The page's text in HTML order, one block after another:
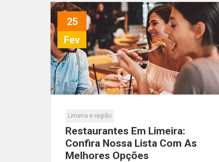
25
Fev
Limeira e região
Restaurantes Em Limeira:
Confira Nossa Lista Com As
Melhores Opções